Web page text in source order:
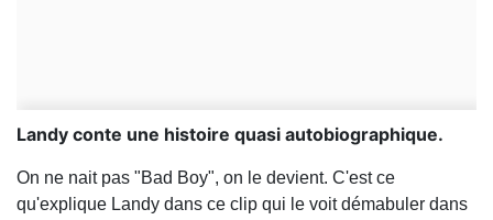
Landy conte une histoire quasi autobiographique.
On ne nait pas "Bad Boy", on le devient. C'est ce
qu'explique Landy dans ce clip qui le voit démabuler dans